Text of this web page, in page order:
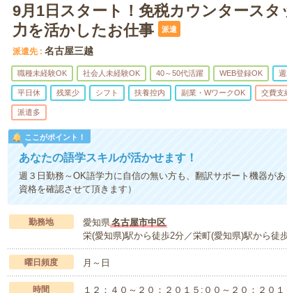
9月1日スタート！免税カウンタースタ
力を活かしたお仕事
派遣
派遣先 名古屋三越
職種未経験OK 社会人未経験OK 40～50代活躍 WEB登録OK
平日休 残業少 シフト 扶養控内 副業・WワークOK 交費支
派遣多
ここがポイント！
あなたの語学スキルが活かせます！
週３日勤務～OK語学力に自信の無い方も、翻訳サポート機器が
資格を確認させて頂きます）
勤務地 愛知県名古屋市中区
栄(愛知県)駅から徒歩2分／栄町(愛知県)駅から徒
曜日頻度 月～日
時間 １２：４０～２０：２０１５:００～２０：２０